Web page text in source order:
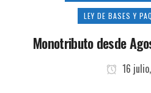
LEY DE BASES Y
Monotributo desde
16